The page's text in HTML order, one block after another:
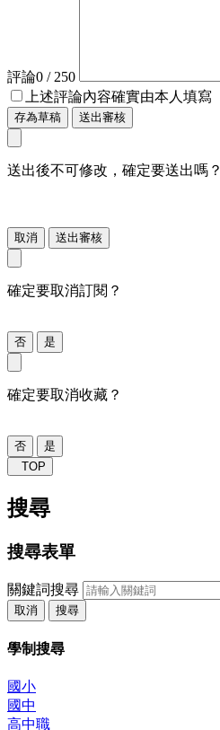
評論0 / 250
上述評論內容確實由本人填寫
存為草稿 送出審核
送出後不可修改，確定要送出嗎？
取消 送出審核
確定要取消訂閱？
否 是
確定要取消收藏？
否
是
TOP
搜尋
搜尋表單
關鍵詞搜尋
取消 搜尋
學制搜尋
國小
國中
高中職